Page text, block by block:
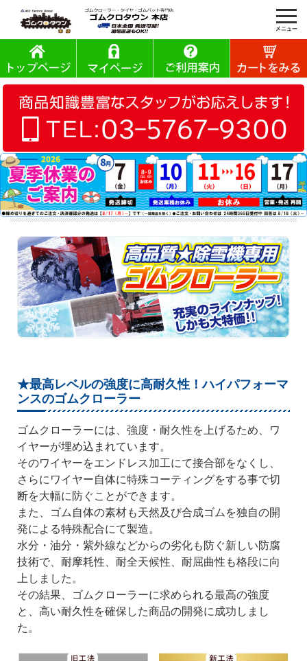
★最高レベルの強度に高耐久性！ハイパフォーマ
ンスのゴムクローラー
ゴムクローラーには、強度・耐久性を上げるため、ワ
イヤーが埋め込まれています。
そのワイヤーをエンドレス加工にて接合部をなくし、
さらにワイヤー自体に特殊コーティングをする事で切
断を大幅に防ぐことができます。
また、ゴム自体の素材も天然及び合成ゴムを独自の開
発による特殊配合にて製造。
水分・油分・紫外線などからの劣化も防ぐ新しい防腐
技術で、耐摩耗性、耐全天候性、耐屈曲性も格段に向
上しました。
その結果、ゴムクローラーに求められる最高の強度
と、高い耐久性を確保した商品の開発に成功しまし
た。